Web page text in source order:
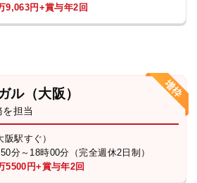
9,063円+賞与年2回
ル（大阪）
担当
阪駅すぐ）
分～18時00分（完全週休2日制）
5500円+賞与年2回